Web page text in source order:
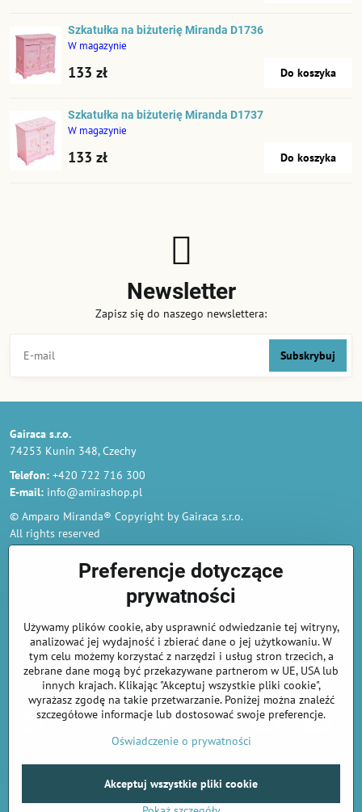
Szkatułka na biżuterię Miranda D1736
W magazynie
133 zł Do koszyka
Szkatułka na biżuterię Miranda D1737
W magazynie
133 zł Do koszyka
Newsletter
Zapisz się do naszego newslettera:
Subskrybuj
Gairaca s.r.o.
74253 Kunin 348, Czechy
Telefon: +420 722 716 300
E-mail: info@amirashop.pl
© Amparo Miranda® Copyright by Gairaca s.r.o.
All rights reserved
Zamówienia
Polityka prywatności i ochrony danych osobowych
Odstąp od umowy tutaj
Informacje o płatnościach kartą
©2026Prawa autorskie
Preferencje prywatnościOświadczenie o prywatności
Preferencje dotyczące
prywatności
Używamy plików cookie, aby usprawnić odwiedzanie tej witryny,
analizować jej wydajność i zbierać dane o jej użytkowaniu. W
tym celu możemy korzystać z narzędzi i usług stron trzecich, a
zebrane dane mogą być przekazywane partnerom w UE, USA lub
innych krajach. Klikając "Akceptuj wszystkie pliki cookie",
wyrażasz zgodę na takie przetwarzanie. Poniżej można znaleźć
szczegółowe informacje lub dostosować swoje preferencje.
Oświadczenie o prywatności
Akceptuj wszystkie pliki cookie